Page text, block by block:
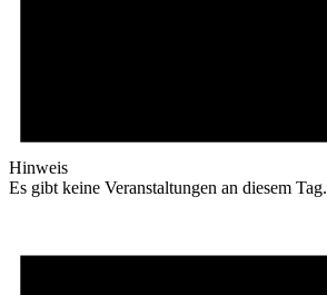
Hinweis
Es gibt keine Veranstaltungen an diesem Tag.